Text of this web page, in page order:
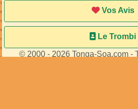
Vos Avis
Le Trombi
© 2000 - 2026 Tonga-Soa.com -